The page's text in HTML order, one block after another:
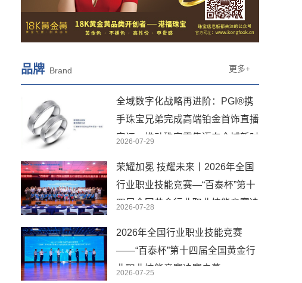
品牌 Brand 更多+
全域数字化战略再进阶：PGI®携
手珠宝兄弟完成高端铂金首饰直播
实证，推动珠宝零售迈向全域新时
2026-07-29
荣耀加冕 技耀未来丨2026年全国
行业职业技能竞赛—“百泰杯”第十
四届全国黄金行业职业技能竞赛决
2026-07-28
2026年全国行业职业技能竞赛
——“百泰杯”第十四届全国黄金行
业职业技能竞赛决赛启幕
2026-07-25